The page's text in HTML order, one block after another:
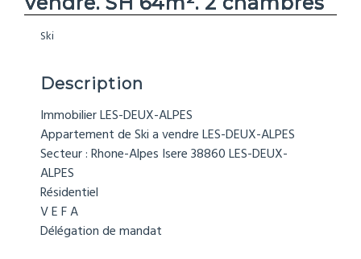
Ski
Description
Immobilier LES-DEUX-ALPES
Appartement de Ski a vendre LES-DEUX-ALPES
Secteur : Rhone-Alpes Isere 38860 LES-DEUX-
ALPES
Résidentiel
V E F A
Délégation de mandat